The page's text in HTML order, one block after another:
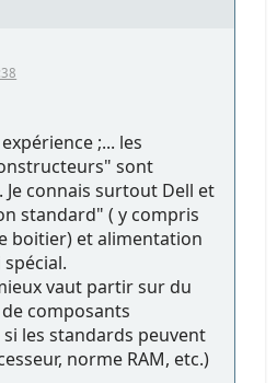
;... les
sont
connais surtout Dell et
standard" ( y compris
boitier) et alimentation
vaut partir sur du
composants
les standards peuvent
norme RAM, etc.)